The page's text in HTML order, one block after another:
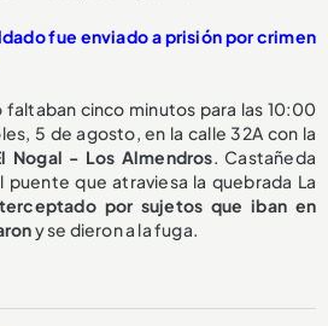
fue enviado a prisión por crimen
faltaban cinco minutos para las 10:00
5 de agosto, en la calle 32A con la
Nogal - Los Almendros. Castañeda
puente que atraviesa la quebrada La
por sujetos que iban en
y se dieron a la fuga.